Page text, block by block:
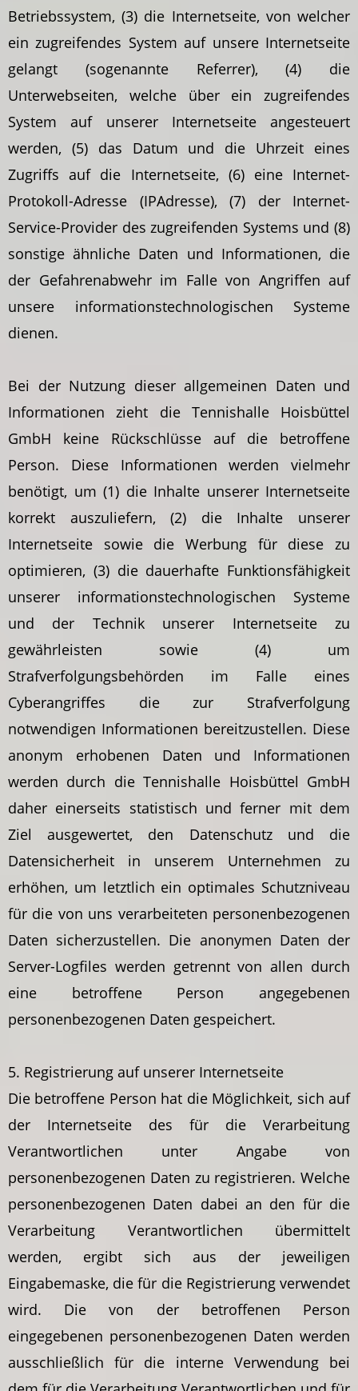
Betriebssystem, (3) die Internetseite, von welcher
ein zugreifendes System auf unsere Internetseite
gelangt (sogenannte Referrer), (4) die
Unterwebseiten, welche über ein zugreifendes
System auf unserer Internetseite angesteuert
werden, (5) das Datum und die Uhrzeit eines
Zugriffs auf die Internetseite, (6) eine Internet-
Protokoll-Adresse (IPAdresse), (7) der Internet-
Service-Provider des zugreifenden Systems und (8)
sonstige ähnliche Daten und Informationen, die
der Gefahrenabwehr im Falle von Angriffen auf
unsere informationstechnologischen Systeme
dienen.
Bei der Nutzung dieser allgemeinen Daten und
Informationen zieht die Tennishalle Hoisbüttel
GmbH keine Rückschlüsse auf die betroffene
Person. Diese Informationen werden vielmehr
benötigt, um (1) die Inhalte unserer Internetseite
korrekt auszuliefern, (2) die Inhalte unserer
Internetseite sowie die Werbung für diese zu
optimieren, (3) die dauerhafte Funktionsfähigkeit
unserer informationstechnologischen Systeme
und der Technik unserer Internetseite zu
gewährleisten sowie (4) um
Strafverfolgungsbehörden im Falle eines
Cyberangriffes die zur Strafverfolgung
notwendigen Informationen bereitzustellen. Diese
anonym erhobenen Daten und Informationen
werden durch die Tennishalle Hoisbüttel GmbH
daher einerseits statistisch und ferner mit dem
Ziel ausgewertet, den Datenschutz und die
Datensicherheit in unserem Unternehmen zu
erhöhen, um letztlich ein optimales Schutzniveau
für die von uns verarbeiteten personenbezogenen
Daten sicherzustellen. Die anonymen Daten der
Server-Logfiles werden getrennt von allen durch
eine betroffene Person angegebenen
personenbezogenen Daten gespeichert.
5. Registrierung auf unserer Internetseite
Die betroffene Person hat die Möglichkeit, sich auf
der Internetseite des für die Verarbeitung
Verantwortlichen unter Angabe von
personenbezogenen Daten zu registrieren. Welche
personenbezogenen Daten dabei an den für die
Verarbeitung Verantwortlichen übermittelt
werden, ergibt sich aus der jeweiligen
Eingabemaske, die für die Registrierung verwendet
wird. Die von der betroffenen Person
eingegebenen personenbezogenen Daten werden
ausschließlich für die interne Verwendung bei